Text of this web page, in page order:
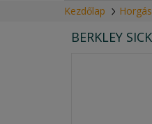
Kezdőlap
BERKLEY